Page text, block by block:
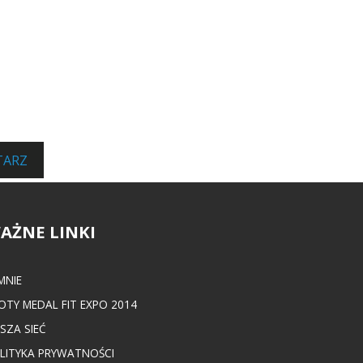
LINKI
MEDAL FIT EXPO 2014
SIEĆ
PRYWATNOŚCI